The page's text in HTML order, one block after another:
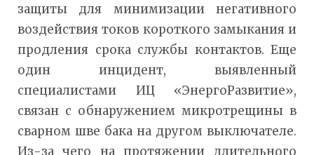
защиты для минимизации негативного
воздействия токов короткого замыкания и
продления срока службы контактов. Еще
один инцидент, выявленный
специалистами ИЦ «ЭнергоРазвитие»,
связан с обнаружением микротрещины в
сварном шве бака на другом выключателе.
Из-за чего на протяжении длительного